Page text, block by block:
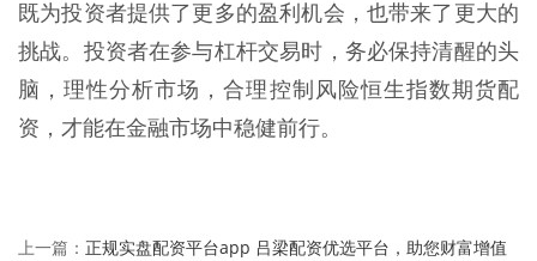
既为投资者提供了更多的盈利机会，也带来了更大的
挑战。投资者在参与杠杆交易时，务必保持清醒的头
脑，理性分析市场，合理控制风险恒生指数期货配
资，才能在金融市场中稳健前行。
上一篇： 正规实盘配资平台app 吕梁配资优选平台，助您财富增值